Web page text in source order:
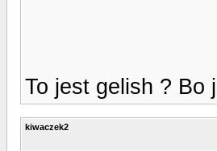
To jest gelish ? Bo
kiwaczek2